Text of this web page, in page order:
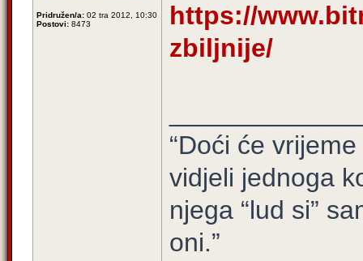
Pridružen/a: 02 tra 2012, 10:30
Postovi: 8473
https://
zbiljnije/
“Doći će
vidjeli jednoga
njega “lud si”
oni.”